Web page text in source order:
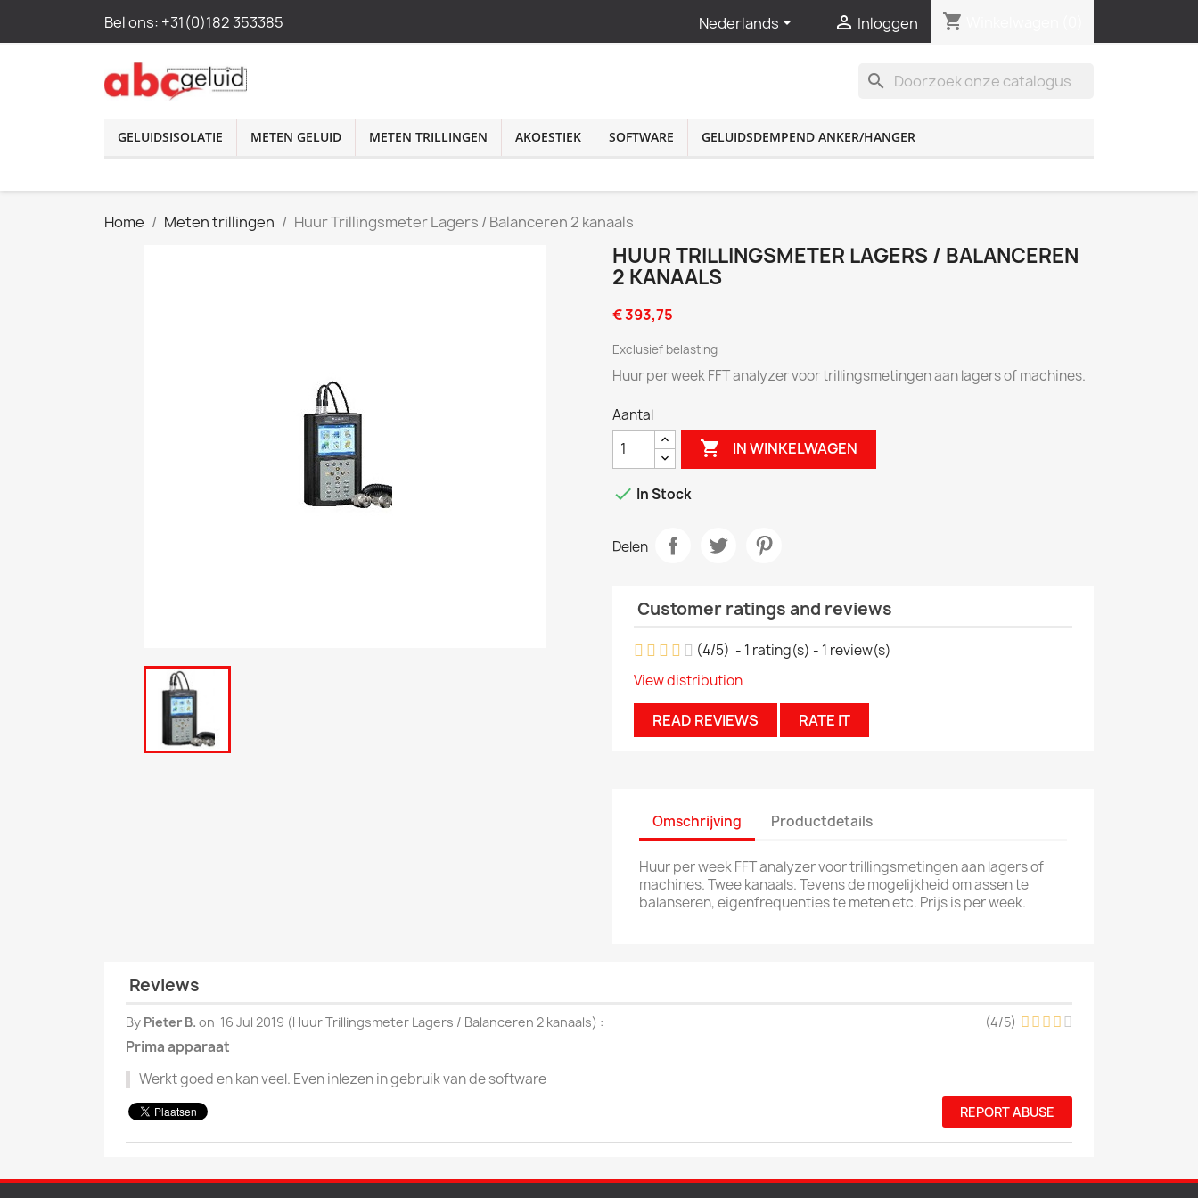
Bel ons: +31(0)182 353385 Nederlands  Inloggen shopping_cart
search
GELUIDSISOLATIE METEN GELUID METEN TRILLINGEN AKOESTIEK SOFTWARE GELUIDSDEMPEND ANKER/HANGER
Home Meten trillingen Huur Trillingsmeter Lagers / Balanceren 2 kanaals
HUUR TRILLINGSMETER LAGERS / BALANCEREN
2 KANAALS
€ 393,75
Exclusief belasting
Huur per week FFT analyzer voor trillingsmetingen aan lagers of machines.
Aantal
 IN WINKELWAGEN
 In Stock
Delen
Customer ratings and reviews
(4/5) - 1 rating(s) - 1 review(s)
View distribution
READ REVIEWS RATE IT
Omschrijving Productdetails
Huur per week FFT analyzer voor trillingsmetingen aan lagers of
machines. Twee kanaals. Tevens de mogelijkheid om assen te
balanseren, eigenfrequenties te meten etc. Prijs is per week.
Reviews
By Pieter B. on 16 Jul 2019 (Huur Trillingsmeter Lagers / Balanceren 2 kanaals) : (4/5)
Prima apparaat
Werkt goed en kan veel. Even inlezen in gebruik van de software
REPORT ABUSE